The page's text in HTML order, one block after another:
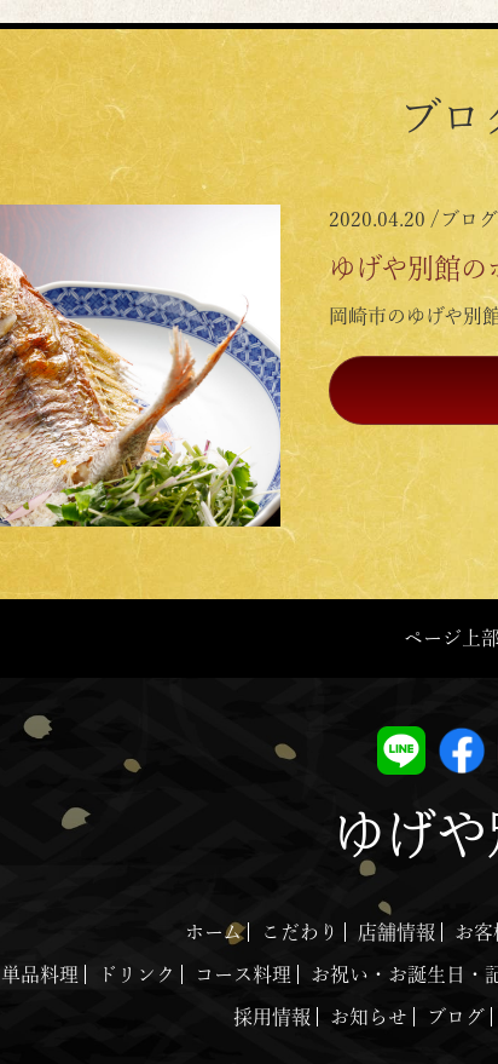
ブロ
2020.04.20 / ブロ
ゆげや別館の
岡崎市のゆげや別
ページ上
ゆげ
ホーム こだわり 店舗情報 お客
単品料理 ドリンク コース料理 お祝い・お誕生日・
採用情報 お知らせ ブログ